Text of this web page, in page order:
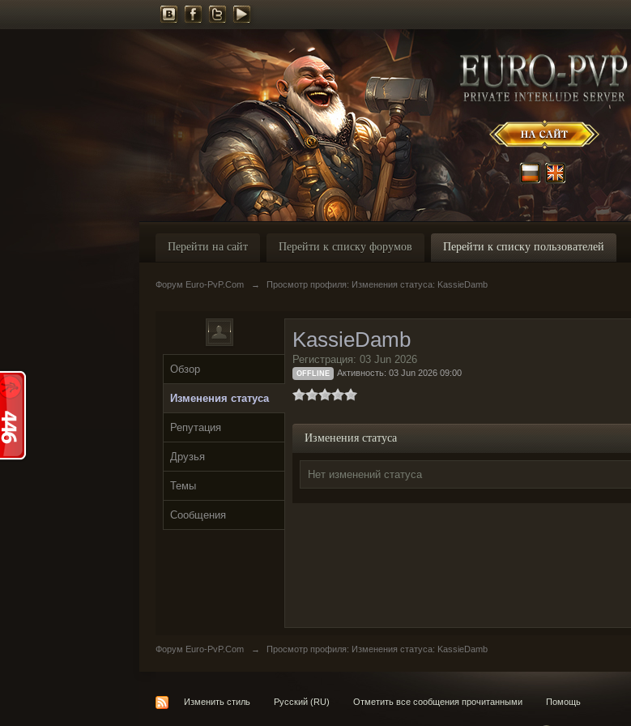
Перейти на сайт Перейти к списку форумов Перейти к списку пользователей
Форум Euro-PvP.Com → Просмотр профиля: Изменения статуса: KassieDamb
Обзор
Изменения статуса
Репутация
Друзья
Темы
Сообщения
KassieDamb
Регистрация: 03 Jun 2026
OFFLINE Активность: 03 Jun 2026 09:00
Изменения статуса
Нет изменений статуса
Форум Euro-PvP.Com → Просмотр профиля: Изменения статуса: KassieDamb
Изменить стиль Русский (RU) Отметить все сообщения прочитанными Помощь